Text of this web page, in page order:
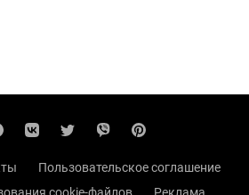
Пользовательское соглашение